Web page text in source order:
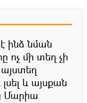
ինձ նման
ոչ մի տեղ չի
և այսքան
Մարիա